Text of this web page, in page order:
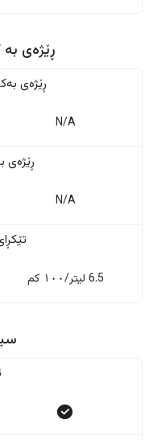
ڕێژەى
ڕێژەى
N/A
ڕێژەى
N/A
6.5 لیتر/١٠٠ کم